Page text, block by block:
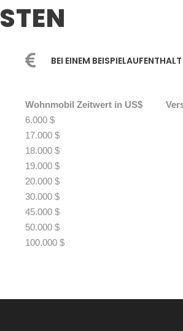
BEI EINEM
Wohnmobil Zeitwert in US$
6.000 $
17.000 $
18.000 $
19.000 $
20.000 $
30.000 $
45.000 $
50.000 $
100.000 $